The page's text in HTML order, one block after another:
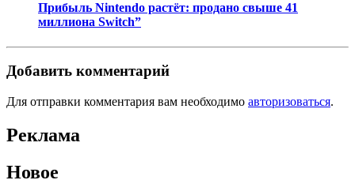
Прибыль Nintendo растёт: продано свыше 41
миллиона Switch”
Добавить комментарий
Для отправки комментария вам необходимо авторизоваться.
Реклама
Новое